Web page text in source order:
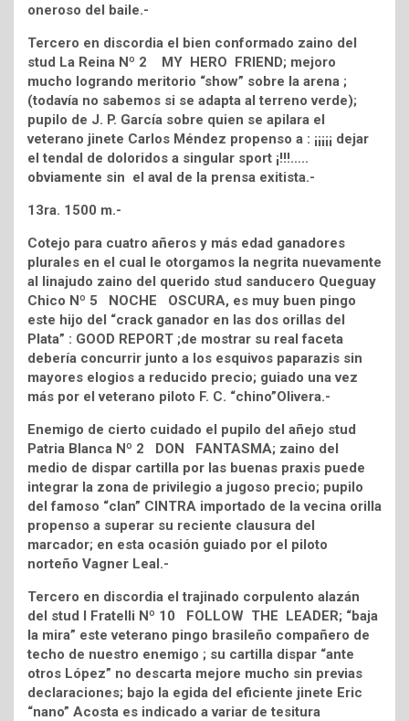
oneroso del baile.-
Tercero en discordia el bien conformado zaino del
stud La Reina Nº 2 MY HERO FRIEND; mejoro
mucho logrando meritorio “show” sobre la arena ;
(todavía no sabemos si se adapta al terreno verde);
pupilo de J. P. García sobre quien se apilara el
veterano jinete Carlos Méndez propenso a : ¡¡¡¡¡ dejar
el tendal de doloridos a singular sport ¡!!!…..
obviamente sin el aval de la prensa exitista.-
13ra. 1500 m.-
Cotejo para cuatro añeros y más edad ganadores
plurales en el cual le otorgamos la negrita nuevamente
al linajudo zaino del querido stud sanducero Queguay
Chico Nº 5 NOCHE OSCURA, es muy buen pingo
este hijo del “crack ganador en las dos orillas del
Plata” : GOOD REPORT ;de mostrar su real faceta
debería concurrir junto a los esquivos paparazis sin
mayores elogios a reducido precio; guiado una vez
más por el veterano piloto F. C. “chino”Olivera.-
Enemigo de cierto cuidado el pupilo del añejo stud
Patria Blanca Nº 2 DON FANTASMA; zaino del
medio de dispar cartilla por las buenas praxis puede
integrar la zona de privilegio a jugoso precio; pupilo
del famoso “clan” CINTRA importado de la vecina orilla
propenso a superar su reciente clausura del
marcador; en esta ocasión guiado por el piloto
norteño Vagner Leal.-
Tercero en discordia el trajinado corpulento alazán
del stud I Fratelli Nº 10 FOLLOW THE LEADER; “baja
la mira” este veterano pingo brasileño compañero de
techo de nuestro enemigo ; su cartilla dispar “ante
otros López” no descarta mejore mucho sin previas
declaraciones; bajo la egida del eficiente jinete Eric
“nano” Acosta es indicado a variar de tesitura